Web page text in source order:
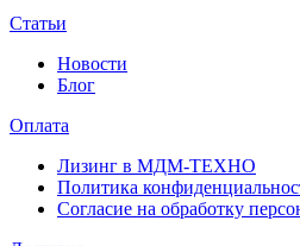
Статьи
Новости
Блог
Оплата
Лизинг в МДМ-ТЕХНО
Политика
Согласие на обработку